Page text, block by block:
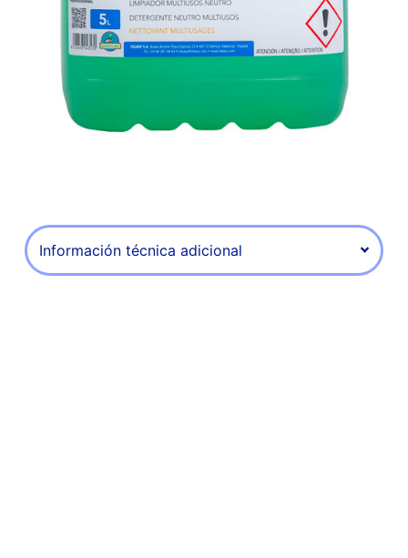
Información técnica adicional